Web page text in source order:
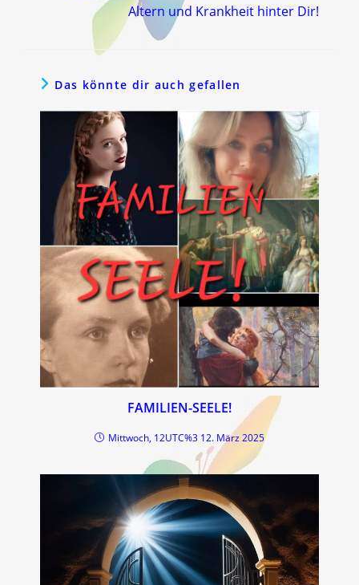
Altern und Krankheit hinter Dir!
Das könnte dir auch gefallen
FAMILIEN-SEELE!
Mittwoch, 12UTC%3 12. März 2025